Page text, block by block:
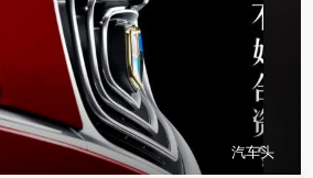
汽车头